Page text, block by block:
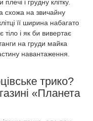
і грудну клітку.
схожа на звичайну
її ширина набагато
і як би вивертає
на груди майка
навантаження.
трико?
«Планета